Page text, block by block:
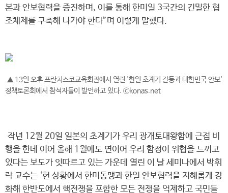
본과 안보협력을 증진하며, 이를 통해 한미일 3국간의 긴밀한 협
조체제를 구축해 나가야 한다”며 이렇게 말했다.
▲ 13일 오후 프란치스코교육회관에서 열린 '한일 초계기 갈등과 대한민국 안보'
정책토론회에서 참석자들이 발언하고 있다. ⓒkonas.net
작년 12월 20일 일본의 초계기가 우리 광개토대왕함에 근접 비
행을 한데 이어 올해 1월에도 연이어 우리 함정이 위협을 느끼고
있다는 보도가 잇따르고 있는 가운데 열린 이 날 세미나에서 박휘
락 교수는 ‘현 상황에서 한미동맹과 한일 안보협력을 지혜롭게 강
화해 한반도에서 핵전쟁을 포함한 모든 전쟁을 억제하고 국민들